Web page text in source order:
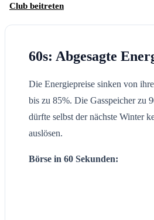
Club beitreten
60s: Abgesagte
Die Energiepreise sinken von
bis zu 85%. Die Gasspeicher zu
dürfte selbst der nächste Winter
auslösen.
Börse in 60 Sekunden: